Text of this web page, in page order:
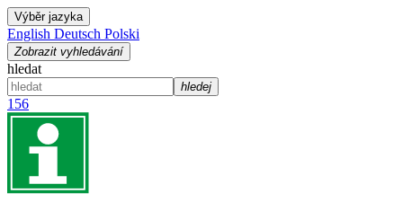
Výběr jazyka
English Deutsch Polski
Zobrazit vyhledávání
hledat
hledej
156